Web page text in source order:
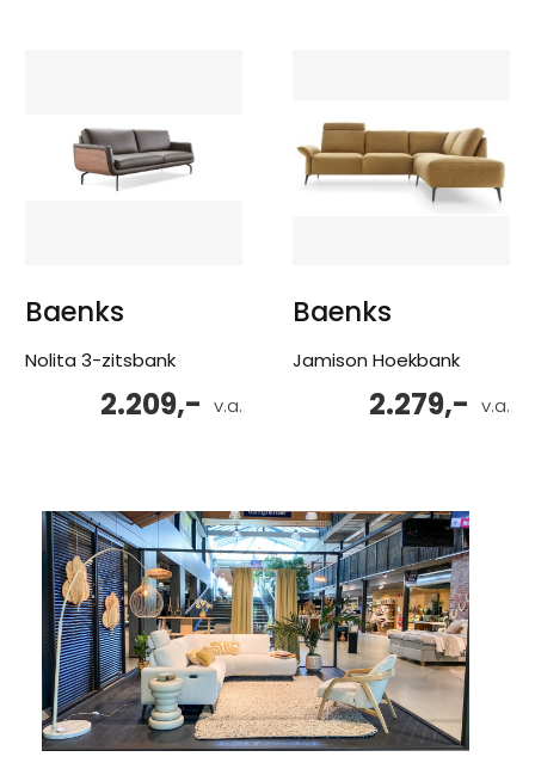
Baenks
Nolita 3-zitsbank
v.a.
2.209,-
Baenks
Jamison Hoekbank
v.a.
2.279,-